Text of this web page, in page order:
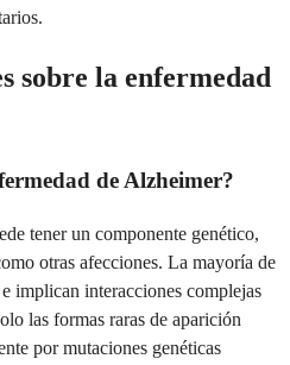
sobre la enfermedad
de Alzheimer?
tener un componente genético,
otras afecciones. La mayoría de
implican interacciones complejas
las formas raras de aparición
por mutaciones genéticas